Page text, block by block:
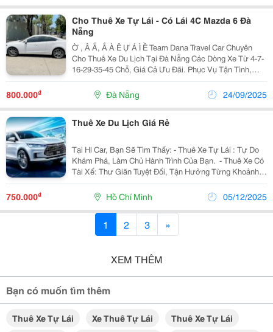
Cho Thuê Xe Tự Lái - Có Lái 4C Mazda 6 Đà
Nẵng
Ờ , Â Ắ, Ắ À Ê Ự Á Ì Ề Team Dana Travel Car Chuyên
Cho Thuê Xe Du Lịch Tại Đà Nẵng Các Dòng Xe Từ 4-7-
16-29-35-45 Chỗ, Giá Cả Ưu Đãi. Phục Vụ Tận Tình,
Đảm Bảo Mang Lại Sự Hài Lòng Cho Quý Khách Chúng
Tôi Chuyên Cung Cấp Các Dịch Vụ Như Sau:...
800.000₫ Đà Nẵng 24/09/2025
Thuê Xe Du Lịch Giá Rẻ
Tại Hl Car, Bạn Sẽ Tìm Thấy: - Thuê Xe Tự Lái : Tự Do
Khám Phá, Làm Chủ Hành Trình Của Bạn. ️ - Thuê Xe Có
Tài Xế: Thư Giãn Tuyệt Đối, Tận Hưởng Từng Khoảnh
Khắc. - Xe 4-7 Chỗ: Phù Hợp Cho Gia Đình Nhỏ, Nhóm
Bạn Thân Thiết....
750.000₫ Hồ Chí Minh 05/12/2025
1 2 3 »
XEM THÊM
Bạn có muốn tìm thêm
Thuê Xe Tự Lái Xe Thuê Tự Lái
Thuê Xe Tự Lái